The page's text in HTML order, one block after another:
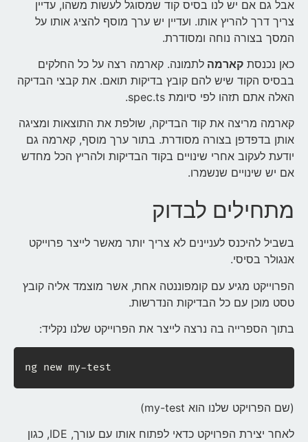
אבל גם אם יש לנו בסיס קוד שמסוגל לעשות משהו, עדיין
צריך דרך להריץ אותו. ועדיין יש ערך מוסף להציג אותו על
המסך בצורה נוחה ומסודרת.
כאן נכנסת קארמה לתמונה. קארמה רצה על כל החלקים
בבסיס הקוד שיש להם קובץ בדיקות תואם. את קבצי הבדיקה
האלה אתם תזהו לפי סיומת spec.ts.
קארמה מריצה את קוד הבדיקה, שולפת את התוצאות ומציגה
אותן בדפדפן בצורה מסודרת. בתור ערך מוסף, קארמה גם
יודעת לעקוב אחרי שינויים בקוד הבדיקות ולהריץ הכל מחדש
אם יש שינויים שנשמרו.
מתחילים לבדוק
בשביל להיכנס לעניינים לא צריך יותר מאשר לייצר פרוייקט
אנגולר בסיסי.
הפרוייקט מגיע עם קומפוננטה אחת, אשר מוצמד אליה קובץ
טסט מוכן עם כל הבדיקות הנדרשות.
בתוך הספרייה בה נרצה לייצר את הפרוייקט שלנו נקליד:
ng new my-test
(שם הפרויקט שלנו הוא my-test)
לאחר יצירת הפרויקט כדאי לפתוח אותו עם עורך, IDE, כגון